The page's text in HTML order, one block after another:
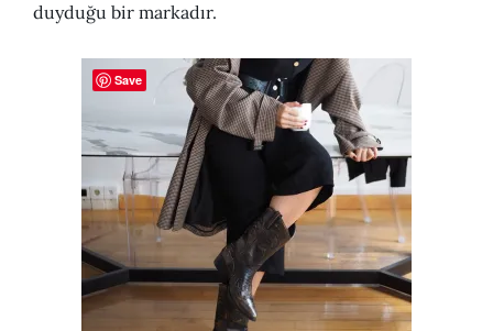
duyduğu bir markadır.
Save